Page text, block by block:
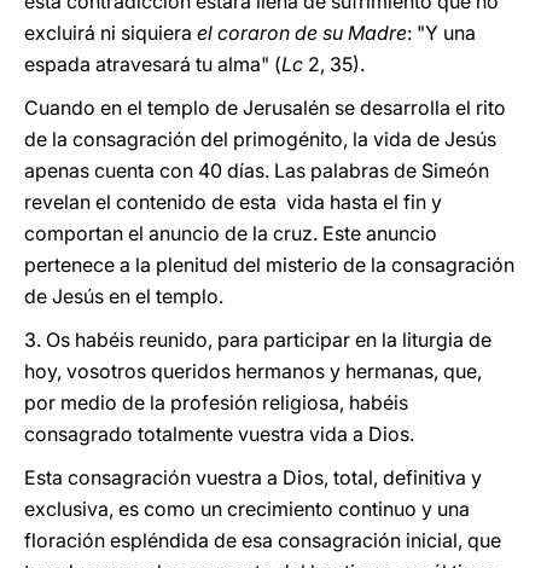
excluirá ni siquiera el coraron de su Madre: "Y una
espada atravesará tu alma" (Lc 2, 35).
Cuando en el templo de Jerusalén se desarrolla el rito
de la consagración del primogénito, la vida de Jesús
apenas cuenta con 40 días. Las palabras de Simeón
revelan el contenido de esta vida hasta el fin y
comportan el anuncio de la cruz. Este anuncio
pertenece a la plenitud del misterio de la consagración
de Jesús en el templo.
3. Os habéis reunido, para participar en la liturgia de
hoy, vosotros queridos hermanos y hermanas, que,
por medio de la profesión religiosa, habéis
consagrado totalmente vuestra vida a Dios.
Esta consagración vuestra a Dios, total, definitiva y
exclusiva, es como un crecimiento continuo y una
floración espléndida de esa consagración inicial, que